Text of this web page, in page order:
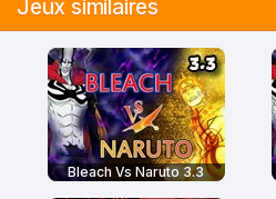
Jeux similaires
Bleach Vs Naruto 3.3